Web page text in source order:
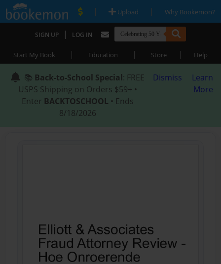
| Upload | Why Bookemon?
SIGN UP | LOG IN
Start My Book | Education | Store | Help
📚 Back-to-School Special: FREE
USPS Shipping on Orders $59+ •
Enter BACKTOSCHOOL • Ends
8/18/2026
Dismiss
Learn
More